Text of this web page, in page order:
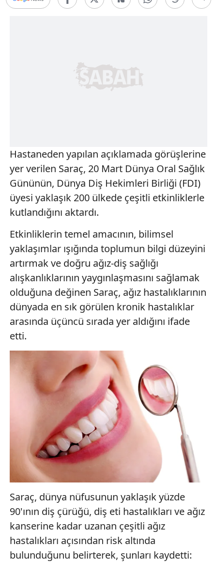
Hastaneden yapılan açıklamada görüşlerine
yer verilen Saraç, 20 Mart Dünya Oral Sağlık
Gününün, Dünya Diş Hekimleri Birliği (FDI)
üyesi yaklaşık 200 ülkede çeşitli etkinliklerle
kutlandığını aktardı.
Etkinliklerin temel amacının, bilimsel
yaklaşımlar ışığında toplumun bilgi düzeyini
artırmak ve doğru ağız-diş sağlığı
alışkanlıklarının yaygınlaşmasını sağlamak
olduğuna değinen Saraç, ağız hastalıklarının
dünyada en sık görülen kronik hastalıklar
arasında üçüncü sırada yer aldığını ifade
etti.
Saraç, dünya nüfusunun yaklaşık yüzde
90'ının diş çürüğü, diş eti hastalıkları ve ağız
kanserine kadar uzanan çeşitli ağız
hastalıkları açısından risk altında
bulunduğunu belirterek, şunları kaydetti: